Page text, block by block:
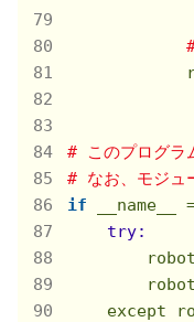
# このプログラ
# なお、モジュ
if __name_
try:
except